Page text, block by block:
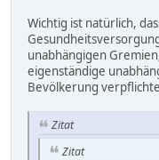
Wichtig ist natürlich,
unabhängigen
eigenständige
Bevölkerung
Zitat
Zitat